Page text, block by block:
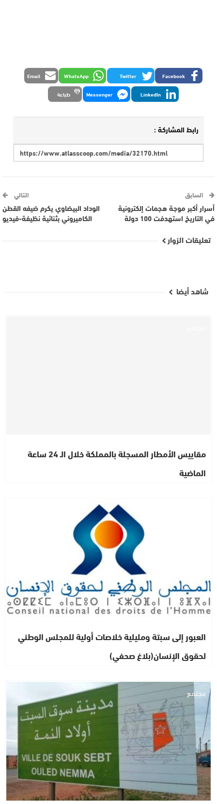
Facebook
Twitter
WhatsApp
Email
LinkedIn
Messenger طباعة
رابط المشاركة :
السابق
أسرار أكبر موجة هجمات إلكترونية
في التاريخ استهدفت 100 دولة
التالي
الوداد البيضاوي يكرم ضيفه القطن
الكاميروني بثنائية نظيفة-فيديو
تعليقات الزوار
شاهد أيضا
مقاييس الأمطار المسجلة بالمملكة خلال الـ 24 ساعة
الماضية
العبور إلى سبتة ومليلية خلاصات أولية للمجلس الوطني
لحقوق الإنسان(بلاغ صحفي)
مجتمع